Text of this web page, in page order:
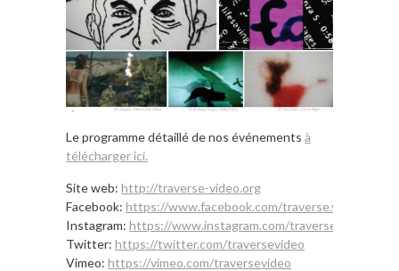
Le programme détaillé de nos événements à
télécharger ici.
Site web: http://traverse-video.org
Facebook: https://www.facebook.com/traverse.video
Instagram: https://www.instagram.com/traversevideo
Twitter: https://twitter.com/traversevideo
Vimeo: https://vimeo.com/traversevideo